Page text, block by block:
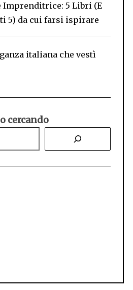
Imprenditrice: 5 Libri (E
5) da cui farsi ispirare
italiana che vestì
cercando